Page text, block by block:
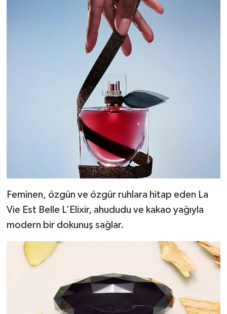
Feminen, özgün ve özgür ruhlara hitap eden La
Vie Est Belle L’Elixir, ahududu ve kakao yağıyla
modern bir dokunuş sağlar.